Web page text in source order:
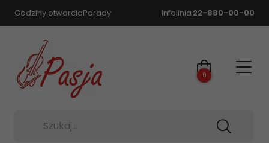
Godziny otwarciaPorady Infolinia 22-880-00-00
Szukaj...
0